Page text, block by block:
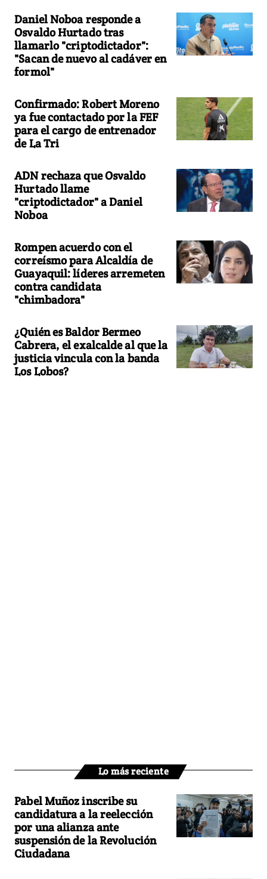
Daniel Noboa responde a
Osvaldo Hurtado tras
llamarlo "criptodictador":
"Sacan de nuevo al cadáver en
formol"
Confirmado: Robert Moreno
ya fue contactado por la FEF
para el cargo de entrenador
de La Tri
ADN rechaza que Osvaldo
Hurtado llame
"criptodictador" a Daniel
Noboa
Rompen acuerdo con el
correísmo para Alcaldía de
Guayaquil: líderes arremeten
contra candidata
"chimbadora"
¿Quién es Baldor Bermeo
Cabrera, el exalcalde al que la
justicia vincula con la banda
Los Lobos?
Lo más reciente
Pabel Muñoz inscribe su
candidatura a la reelección
por una alianza ante
suspensión de la Revolución
Ciudadana